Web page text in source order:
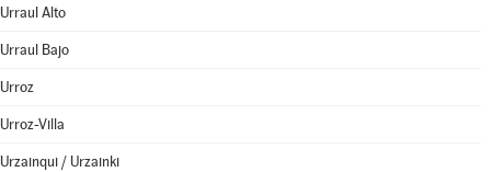
Urraul Alto
Urraul Bajo
Urroz
Urroz-Villa
Urzainqui / Urzainki